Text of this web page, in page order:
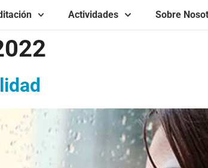
Actividades Sobre